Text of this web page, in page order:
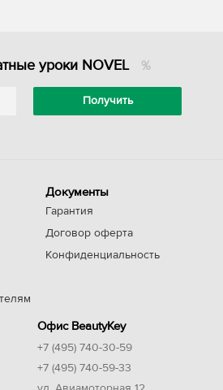
уроки NOVEL
Документы
Гарантия
Договор оферта
Конфиденциальность
Офис BeautyKey
+7 (495) 740-30-59
+7 (495) 740-59-33